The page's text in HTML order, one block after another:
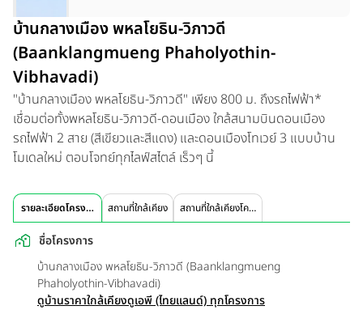
บ้านกลางเมือง พหลโยธิน-วิภาวดี
(Baanklangmueng Phaholyothin-
Vibhavadi)
"บ้านกลางเมือง พหลโยธิน-วิภาวดี" เพียง 800 ม. ถึงรถไฟฟ้า*
เชื่อมต่อทั้งพหลโยธิน-วิภาวดี-ดอนเมือง ใกล้สนามบินดอนเมือง
รถไฟฟ้า 2 สาย (สีเขียวและสีแดง) และดอนเมืองโทเวย์ 3 แบบบ้าน
โมเดลใหม่ ตอบโจทย์ทุกไลฟ์สไตล์ เร็วๆ นี้
รายละเอียดโครงการ สถานที่ใกล้เคียง สถานที่ใกล้เคียงโครงการ
ชื่อโครงการ
บ้านกลางเมือง พหลโยธิน-วิภาวดี (Baanklangmueng
Phaholyothin-Vibhavadi)
ดูบ้านราคาใกล้เคียงดูเอพี (ไทยแลนด์) ทุกโครงการ